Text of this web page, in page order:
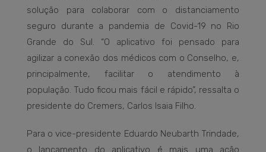
solução para colaborar com o distanciamento
seguro durante a pandemia de Covid-19 no Rio
Grande do Sul. “O aplicativo foi pensado para
agilizar a conexão dos médicos com o Conselho, e,
principalmente, facilitar o atendimento à
população. Tudo ficou mais fácil e rápido”, ressalta o
presidente do Cremers, Carlos Isaia Filho.
Para o vice-presidente Eduardo Neubarth Trindade,
o lançamento do aplicativo é mais uma ação